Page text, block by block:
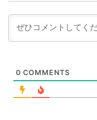
0 COMMENTS